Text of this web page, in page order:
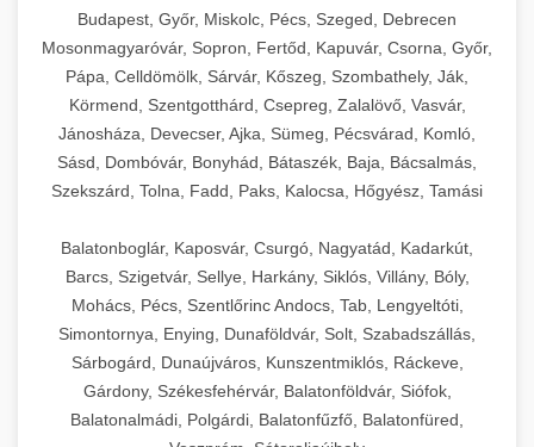
Budapest, Győr, Miskolc, Pécs, Szeged, Debrecen
Mosonmagyaróvár, Sopron, Fertőd, Kapuvár, Csorna, Győr,
Pápa, Celldömölk, Sárvár, Kőszeg, Szombathely, Ják,
Körmend, Szentgotthárd, Csepreg, Zalalövő, Vasvár,
Jánosháza, Devecser, Ajka, Sümeg, Pécsvárad, Komló,
Sásd, Dombóvár, Bonyhád, Bátaszék, Baja, Bácsalmás,
Szekszárd, Tolna, Fadd, Paks, Kalocsa, Hőgyész, Tamási
Balatonboglár, Kaposvár, Csurgó, Nagyatád, Kadarkút,
Barcs, Szigetvár, Sellye, Harkány, Siklós, Villány, Bóly,
Mohács, Pécs, Szentlőrinc Andocs, Tab, Lengyeltóti,
Simontornya, Enying, Dunaföldvár, Solt, Szabadszállás,
Sárbogárd, Dunaújváros, Kunszentmiklós, Ráckeve,
Gárdony, Székesfehérvár, Balatonföldvár, Siófok,
Balatonalmádi, Polgárdi, Balatonfűzfő, Balatonfüred,